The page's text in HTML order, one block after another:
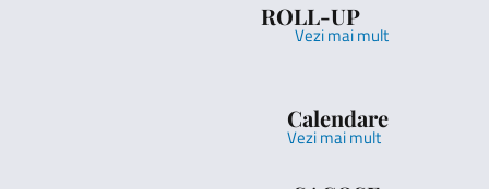
ROLL-UP
Vezi mai mult
Calendare
Vezi mai mult